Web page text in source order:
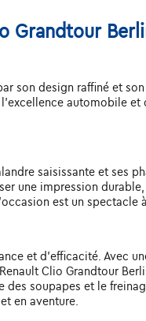
Grandtour
son design raffiné et
automobile et
saisissante et ses
une impression
est un spectacle
et d'efficacité. Avec
Clio Grandtour
soupapes et le
en aventure.